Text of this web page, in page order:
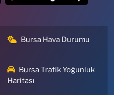
Bursa Hava Durumu
Bursa Trafik Yoğunluk
Haritası